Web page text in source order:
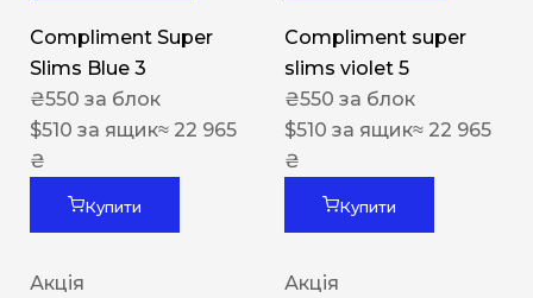
Compliment Super
Slims Blue 3
₴550 за блок
$510 за ящик≈ 22 965
₴
Купити
Compliment super
slims violet 5
₴550 за блок
$510 за ящик≈ 22 965
₴
Купити
Акція Акція